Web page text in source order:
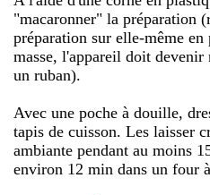
"macaronner" la préparation
préparation sur elle-même en
masse, l'appareil doit
un ruban).
Avec une poche à douille,
tapis de cuisson. Les laisser
ambiante pendant au moins
environ 12 min dans un four